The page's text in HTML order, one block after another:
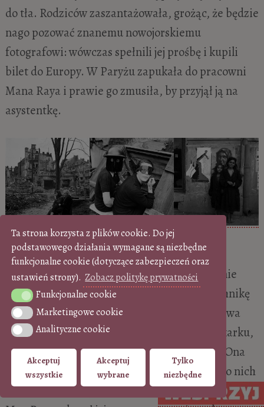
Ta strona korzysta z plików cookie. Do jej
podstawowego działania wymagane są niezbędne
funkcjonalne cookie (dotyczące zabezpieczeń oraz
ustawień strony). Zobacz politykę prywatności
Funkcjonalne cookie
Funkcjonalne cookie
Marketingowe cookie
Marketingowe cookie
Analityczne cookie
Analityczne cookie
Akceptuj
wszystkie
Akceptuj
wybrane
Tylko
niezbędne
do tła. Rodziców zaszantażowała, grożąc, że będzie
nago pozować znanemu nowojorskiemu
fotografowi: wówczas spełnili jej prośbę i kupili
bilet do Europy. W Paryżu zapukała do pracowni
Mana Raya i prawie go zmusiła, by przyjął ją na
asystentkę.
Przy pracy byli „prawie jedną osobą”. Wspólnie
opracowali – odkrytą przez przypadek – technikę
fotografii solaryzowanej. Połączyła ich burzliwa
miłość, a Man Ray utrwalał bezbłędne linie karku,
posągową sylwetkę i idealne rysy Lee Miller. Ona
jednak bardziej wolała robić fotografie, niż do nich
pozować. Zanim pogodził się ze stratą ukochanej,